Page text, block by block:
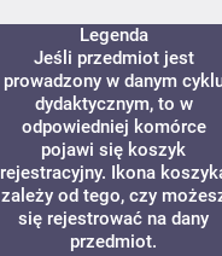
Legenda
Jeśli przedmiot jest
prowadzony w danym
dydaktycznym, to w
odpowiedniej komórce
pojawi się koszyk
rejestracyjny. Ikona
zależy od tego, czy
się rejestrować na dany
przedmiot.